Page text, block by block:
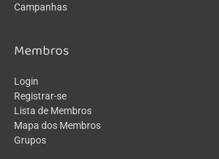
Campanhas
Membros
Login
Registrar-se
Lista de Membros
Mapa dos Membros
Grupos